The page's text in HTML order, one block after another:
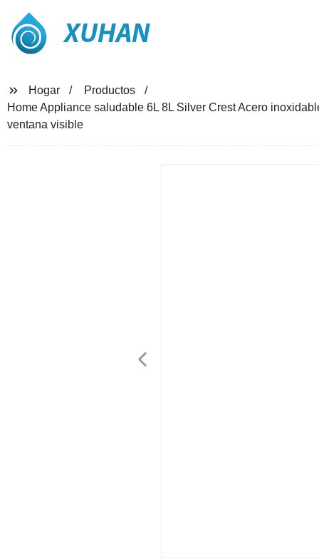
XUHAN
Hogar
Productos
Home Appliance saludable 6L 8L Silver Crest Acero
ventana visible